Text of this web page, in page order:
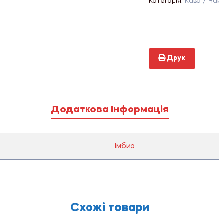
Друк
Додаткова Інформація
Імбир
Схожі товари